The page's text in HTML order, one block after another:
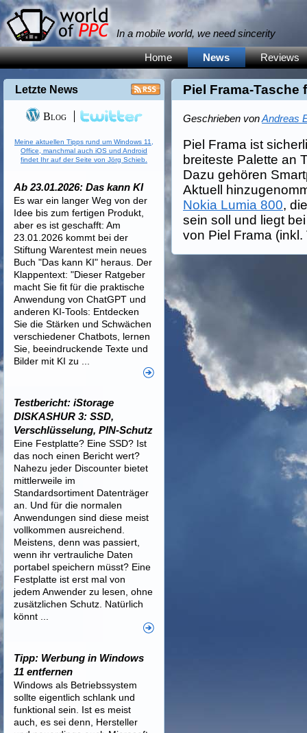
In a mobile world, we need sincerity
Home News Reviews
Piel Frama-Tasche
Geschrieben vonAndreas
Piel Frama ist
breiteste Palette an
Dazu gehören
Aktuell
Nokia Lumia 800,
sein soll und liegt
von Piel Frama
Letzte News
Blog
Meine aktuellen Tipps rund um Windows 11,
Office, manchmal auch iOS und Android
findet Ihr auf der Seite von Jörg Schieb.
Ab 23.01.2026: Das kann KI
Es war ein langer Weg von der
Idee bis zum fertigen Produkt,
aber es ist geschafft: Am
23.01.2026 kommt bei der
Stiftung Warentest mein neues
Buch "Das kann KI" heraus. Der
Klappentext: "Dieser Ratgeber
macht Sie fit für die praktische
Anwendung von ChatGPT und
anderen KI-Tools: Entdecken
Sie die Stärken und Schwächen
verschiedener Chatbots, lernen
Sie, beeindruckende Texte und
Bilder mit KI zu ...
Testbericht: iStorage
DISKASHUR 3: SSD,
Verschlüsselung, PIN-Schutz
Eine Festplatte? Eine SSD? Ist
das noch einen Bericht wert?
Nahezu jeder Discounter bietet
mittlerweile im
Standardsortiment Datenträger
an. Und für die normalen
Anwendungen sind diese meist
vollkommen ausreichend.
Meistens, denn was passiert,
wenn ihr vertrauliche Daten
portabel speichern müsst? Eine
Festplatte ist erst mal von
jedem Anwender zu lesen, ohne
zusätzlichen Schutz. Natürlich
könnt ...
Tipp: Werbung in Windows
11 entfernen
Windows als Betriebssystem
sollte eigentlich schlank und
funktional sein. Ist es meist
auch, es sei denn, Hersteller